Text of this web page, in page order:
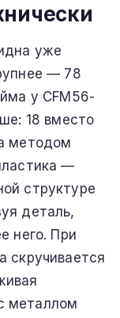
уже
— 78
у CFM56-
18 вместо
методом
—
структуре
деталь,
него. При
скручивается
металлом